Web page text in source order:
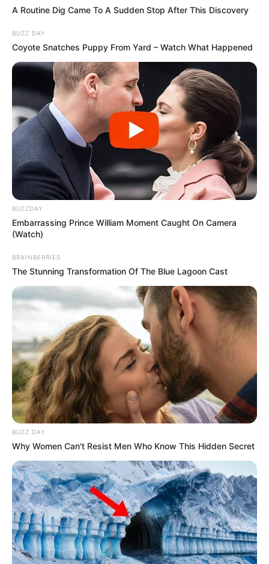
A Routine Dig Came To A Sudden Stop After This Discovery
BUZZ DAY
Coyote Snatches Puppy From Yard – Watch What Happened
BUZZDAY
Embarrassing Prince William Moment Caught On Camera
(Watch)
BRAINBERRIES
The Stunning Transformation Of The Blue Lagoon Cast
BUZZ DAY
Why Women Can't Resist Men Who Know This Hidden Secret